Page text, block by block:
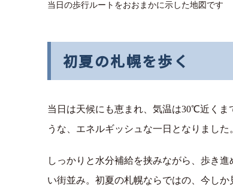
当日の歩行ルートをおおまかに示した地図です
初夏の札幌を歩く
当日は天候にも恵まれ、気温は30℃近くま
うな、エネルギッシュな一日となりました
しっかりと水分補給を挟みながら、歩き
い街並み。初夏の札幌ならではの、今し